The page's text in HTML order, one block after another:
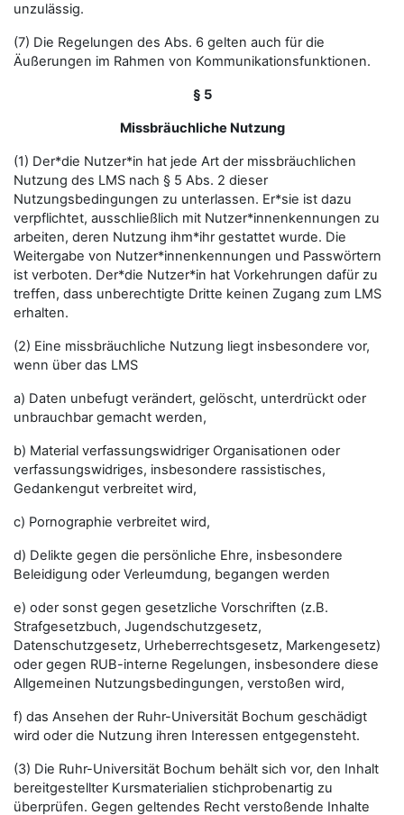
unzulässig.
(7) Die Regelungen des Abs. 6 gelten auch für die
Äußerungen im Rahmen von Kommunikationsfunktionen.
§ 5
Missbräuchliche Nutzung
(1) Der*die Nutzer*in hat jede Art der missbräuchlichen
Nutzung des LMS nach § 5 Abs. 2 dieser
Nutzungsbedingungen zu unterlassen. Er*sie ist dazu
verpflichtet, ausschließlich mit Nutzer*innenkennungen zu
arbeiten, deren Nutzung ihm*ihr gestattet wurde. Die
Weitergabe von Nutzer*innenkennungen und Passwörtern
ist verboten. Der*die Nutzer*in hat Vorkehrungen dafür zu
treffen, dass unberechtigte Dritte keinen Zugang zum LMS
erhalten.
(2) Eine missbräuchliche Nutzung liegt insbesondere vor,
wenn über das LMS
a) Daten unbefugt verändert, gelöscht, unterdrückt oder
unbrauchbar gemacht werden,
b) Material verfassungswidriger Organisationen oder
verfassungswidriges, insbesondere rassistisches,
Gedankengut verbreitet wird,
c) Pornographie verbreitet wird,
d) Delikte gegen die persönliche Ehre, insbesondere
Beleidigung oder Verleumdung, begangen werden
e) oder sonst gegen gesetzliche Vorschriften (z.B.
Strafgesetzbuch, Jugendschutzgesetz,
Datenschutzgesetz, Urheberrechtsgesetz, Markengesetz)
oder gegen RUB-interne Regelungen, insbesondere diese
Allgemeinen Nutzungsbedingungen, verstoßen wird,
f) das Ansehen der Ruhr-Universität Bochum geschädigt
wird oder die Nutzung ihren Interessen entgegensteht.
(3) Die Ruhr-Universität Bochum behält sich vor, den Inhalt
bereitgestellter Kursmaterialien stichprobenartig zu
überprüfen. Gegen geltendes Recht verstoßende Inhalte